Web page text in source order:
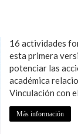
16 actividades
esta primera
potenciar las
académica
Vinculación con
Más información